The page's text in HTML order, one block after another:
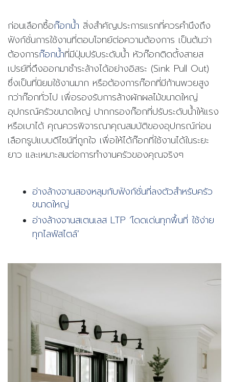
ก่อนเลือกซื้อก๊อกน้ำ สิ่งสำคัญประการแรกที่ควรคำนึงถึง
ฟังก์ชั่นการใช้งานที่ตอบโจทย์ต่อความต้องการ เป็นต้นว่า
ต้องการก๊อกน้ำที่มีปุ่มปรับระดับน้ำ หัวก๊อกติดตั้งสายส
เปรย์ที่ดึงออกมาชำระล้างได้อย่างอิสระ (Sink Pull Out)
ซึ่งเป็นที่นิยมใช้งานมาก หรือต้องการก๊อกที่มีก้านพวยสูง
กว่าก๊อกทั่วไป เพื่อรองรับการล้างผักผลไม้ขนาดใหญ่
อุปกรณ์ครัวขนาดใหญ่ ปากกรองก๊อกที่ปรับระดับน้ำให้แรง
หรือเบาได้ คุณควรพิจารณาคุณสมบัติของอุปกรณ์ก่อน
เลือกรูปแบบดีไซน์ที่ถูกใจ เพื่อให้ได้ก๊อกที่ใช้งานได้ในระยะ
ยาว และเหมาะสมต่อการทำงานครัวของคุณจริงๆ
อ่างล้างจานสองหลุมกับฟังก์ชั่นที่ลงตัวสำหรับครัว
ขนาดใหญ่
อ่างล้างจานสเตนเลส LTP ‘โดดเด่นทุกพื้นที่ ใช้ง่าย
ทุกไลฟ์สไตล์’